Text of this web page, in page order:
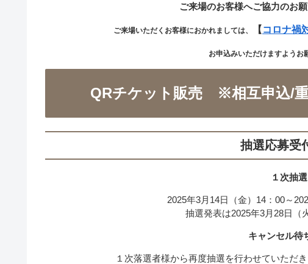
ご来場のお客様へご協力のお
ご来場いただくお客様におかれましては、 【 コロナ禍
お申込みいただけますようお
QRチケット販売 ※相互申込/重
抽選応募受
１次抽選
2025年3月14日（金）14：00～
抽選発表は2025年3月28日（
キャンセル待
１次落選者様から再度抽選を行わせていただ